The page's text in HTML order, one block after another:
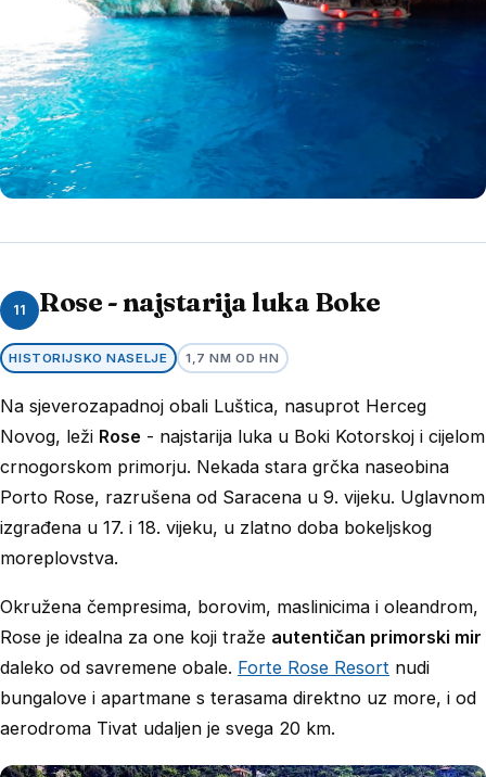
11 Rose - najstarija luka Boke
HISTORIJSKO NASELJE 1,7 NM OD HN
Na sjeverozapadnoj obali Luštica, nasuprot Herceg
Novog, leži Rose - najstarija luka u Boki Kotorskoj i cijelom
crnogorskom primorju. Nekada stara grčka naseobina
Porto Rose, razrušena od Saracena u 9. vijeku. Uglavnom
izgrađena u 17. i 18. vijeku, u zlatno doba bokeljskog
moreplovstva.
Okružena čempresima, borovim, maslinicima i oleandrom,
Rose je idealna za one koji traže autentičan primorski mir
daleko od savremene obale. Forte Rose Resort nudi
bungalove i apartmane s terasama direktno uz more, i od
aerodroma Tivat udaljen je svega 20 km.